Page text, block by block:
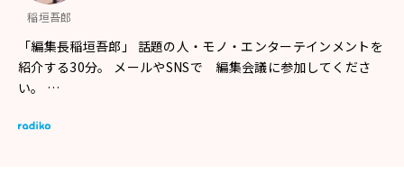
稲垣吾郎
「編集長稲垣吾郎」 話題の人・モノ・エンターテインメントを
紹介する30分。 メールやSNSで 編集会議に参加してくださ
い。 …